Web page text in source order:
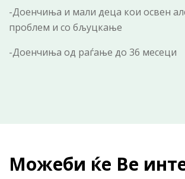
-Доенчиња и мали деца кои освен
проблем и со бљуцкање
-Доенчиња од раѓање до 36 месеци
Можеби ќе Ве